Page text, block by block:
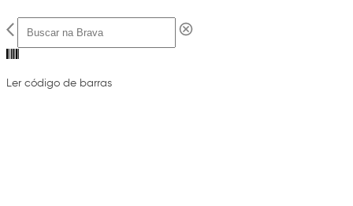
Ler código de barras